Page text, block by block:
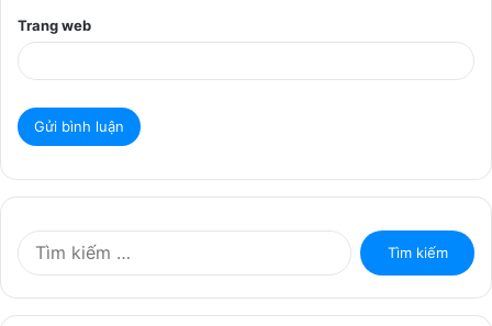
Trang web